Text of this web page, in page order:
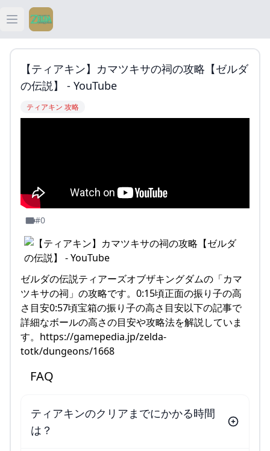
Open main menu
ティアキン
【ティアキン】カマツキサの祠の攻略【ゼルダ
の伝説】 - YouTube
ティアキン 攻略
#0
ゼルダの伝説ティアーズオブザキングダムの「カマ
ツキサの祠」の攻略です。0:15頃正面の振り子の高
さ目安0:57頃宝箱の振り子の高さ目安以下の記事で
詳細なボールの高さの目安や攻略法を解説していま
す。https://gamepedia.jp/zelda-
totk/dungeons/1668
FAQ
ティアキンのクリアまでにかかる時間
は？